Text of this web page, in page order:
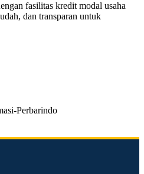
fasilitas kredit modal usaha
dan transparan untuk